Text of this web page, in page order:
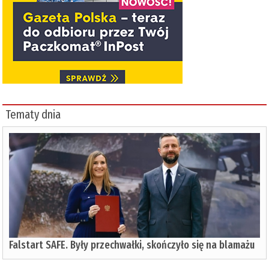
Tematy dnia
Falstart SAFE. Były przechwałki, skończyło się na blamażu